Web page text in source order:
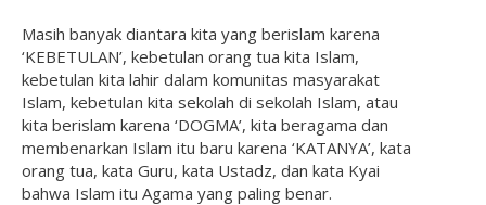
Masih banyak diantara kita yang berislam karena
‘KEBETULAN’, kebetulan orang tua kita Islam,
kebetulan kita lahir dalam komunitas masyarakat
Islam, kebetulan kita sekolah di sekolah Islam, atau
kita berislam karena ‘DOGMA’, kita beragama dan
membenarkan Islam itu baru karena ‘KATANYA’, kata
orang tua, kata Guru, kata Ustadz, dan kata Kyai
bahwa Islam itu Agama yang paling benar.